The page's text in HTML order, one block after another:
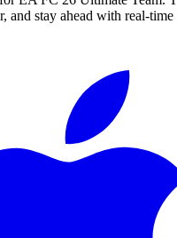
and stay ahead with real-time